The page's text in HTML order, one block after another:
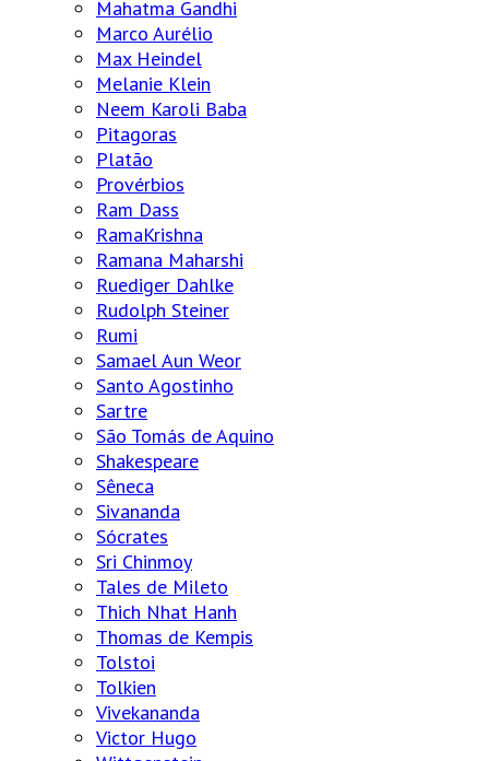
Mahatma Gandhi
Marco Aurélio
Max Heindel
Melanie Klein
Neem Karoli Baba
Pitagoras
Platão
Provérbios
Ram Dass
RamaKrishna
Ramana Maharshi
Ruediger Dahlke
Rudolph Steiner
Rumi
Samael Aun Weor
Santo Agostinho
Sartre
São Tomás de Aquino
Shakespeare
Sêneca
Sivananda
Sócrates
Sri Chinmoy
Tales de Mileto
Thich Nhat Hanh
Thomas de Kempis
Tolstoi
Tolkien
Vivekananda
Victor Hugo